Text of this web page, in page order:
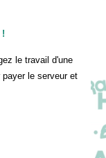
le travail d'une
le serveur et